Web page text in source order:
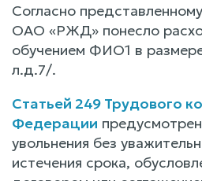
Согласно
ОАО «РЖД» понесло
обучением ФИО1 в
л.д.7/.
Статьей 249 Трудового
Федерации
увольнения без
истечения срока,